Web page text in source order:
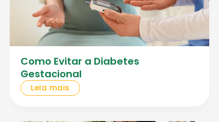
Como Evitar a Diabetes
Gestacional
Leia mais